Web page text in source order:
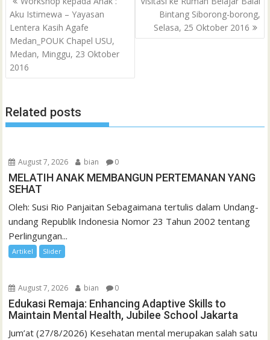
o
k
r
p
p
a
i
e
I
n
e
s
a
t
navigation
Aku Istimewa – Yayasan
Lentera Kasih Agafe
Medan_POUK Chapel USU,
Medan, Minggu, 23 Oktober
2016
Bintang Siborong-borong,
Selasa, 25 Oktober 2016
Related posts
August 7, 2026 bian 0
MELATIH ANAK MEMBANGUN PERTEMANAN YANG
SEHAT
Oleh: Susi Rio Panjaitan Sebagaimana tertulis dalam Undang-
undang Republik Indonesia Nomor 23 Tahun 2002 tentang
Perlingungan...
Artikel Slider
August 7, 2026 bian 0
Edukasi Remaja: Enhancing Adaptive Skills to
Maintain Mental Health, Jubilee School Jakarta
Jum’at (27/8/2026) Kesehatan mental merupakan salah satu